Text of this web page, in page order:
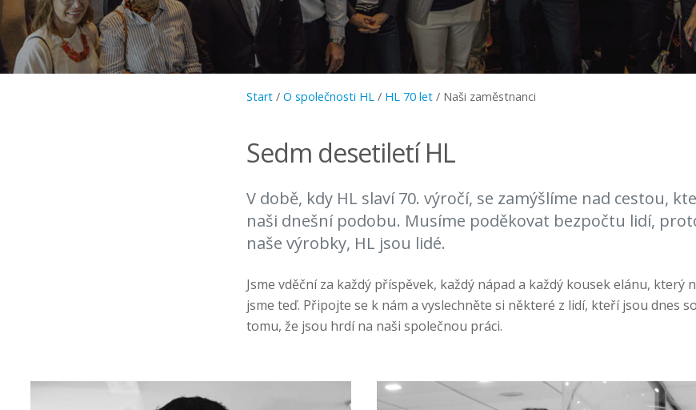
Start/ O společnosti HL / HL 70 let/ Naši zaměstnanci
Sedm desetiletí HL
V době, kdy HL slaví 70. výročí, se zamýšlíme nad cestou,
naši dnešní podobu. Musíme poděkovat bezpočtu lidí,
naše výrobky, HL jsou lidé.
Jsme vděční za každý příspěvek, každý nápad a každý kousek elánu, který
jsme teď. Připojte se k nám a vyslechněte si některé z lidí, kteří jsou dnes
tomu, že jsou hrdí na naši společnou práci.